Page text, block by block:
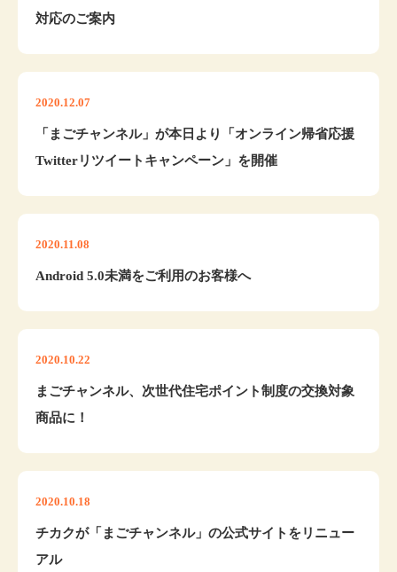
対応のご案内
2020.12.07
「まごチャンネル」が本日より「オンライン帰省応援
Twitterリツイートキャンペーン」を開催
2020.11.08
Android 5.0未満をご利用のお客様へ
2020.10.22
まごチャンネル、次世代住宅ポイント制度の交換対象
商品に！
2020.10.18
チカクが「まごチャンネル」の公式サイトをリニュー
アル